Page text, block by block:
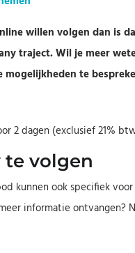
willen volgen dan is
traject. Wil je meer
te
2 dagen (exclusief 21%
volgen
kunnen ook specifiek
informatie ontvangen?